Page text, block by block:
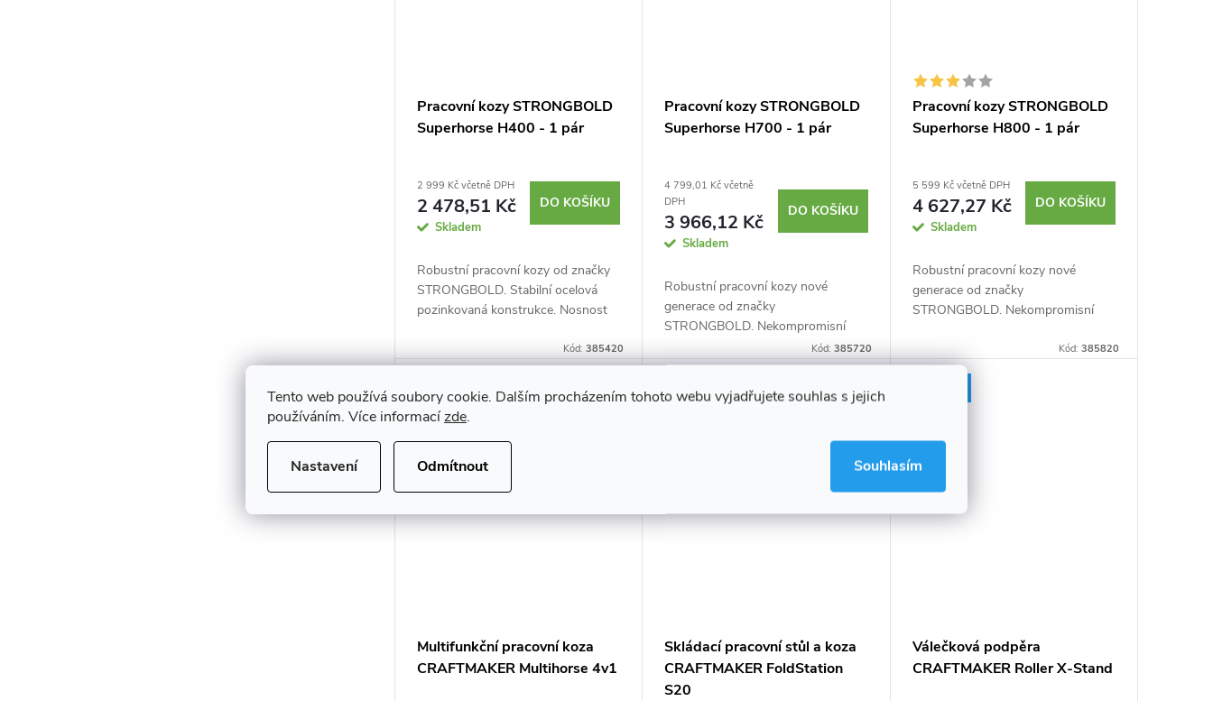
Tento web používá soubory cookie. Dalším procházením tohoto webu vyjadřujete souhlas s jejich
používáním. Více informacízde.
Nastavení Odmítnout Souhlasím
Pracovní kozy STRONGBOLD
Superhorse H400 - 1 pár
2 999 Kč včetně DPH
2 478,51 Kč
Skladem
DO KOŠÍKU
Robustní pracovní kozy od značky
STRONGBOLD. Stabilní ocelová
pozinkovaná konstrukce. Nosnost
ramena pro vytvoření pracovního
stolu. Vyklápěcí...
Kód:385420
Pracovní kozy STRONGBOLD
Superhorse H700 - 1 pár
4 799,01 Kč včetně
DPH
3 966,12 Kč
Skladem
DO KOŠÍKU
Robustní pracovní kozy nové
generace od značky
STRONGBOLD. Nekompromisní
stabilita v jakémkoliv terénu.
Výškově nastavitelná až do 82 cm.
Nosnost...
Kód: 385720
Pracovní kozy STRONGBOLD
Superhorse H800 - 1 pár
5 599 Kč včetně DPH
4 627,27 Kč
Skladem
DO KOŠÍKU
Robustní pracovní kozy nové
generace od značky
STRONGBOLD. Nekompromisní
Výškově nastavitelná až do 82 cm.
Ocelová pozinkovaná konstrukce.
Kód: 385820
Tip
Multifunkční pracovní koza
CRAFTMAKER Multihorse 4v1
Novinka
Skládací pracovní stůl a koza
CRAFTMAKER FoldStation
S20
Válečková podpěra
CRAFTMAKER Roller X-Stand